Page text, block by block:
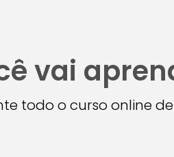
vai
todo o curso online